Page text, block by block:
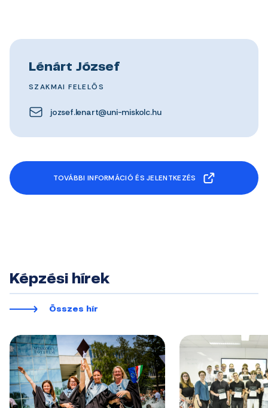
Lénárt József
SZAKMAI FELELŐS
jozsef.lenart@uni-miskolc.hu
TOVÁBBI INFORMÁCIÓ ÉS JELENTKEZÉS
Képzési hírek
Összes hír